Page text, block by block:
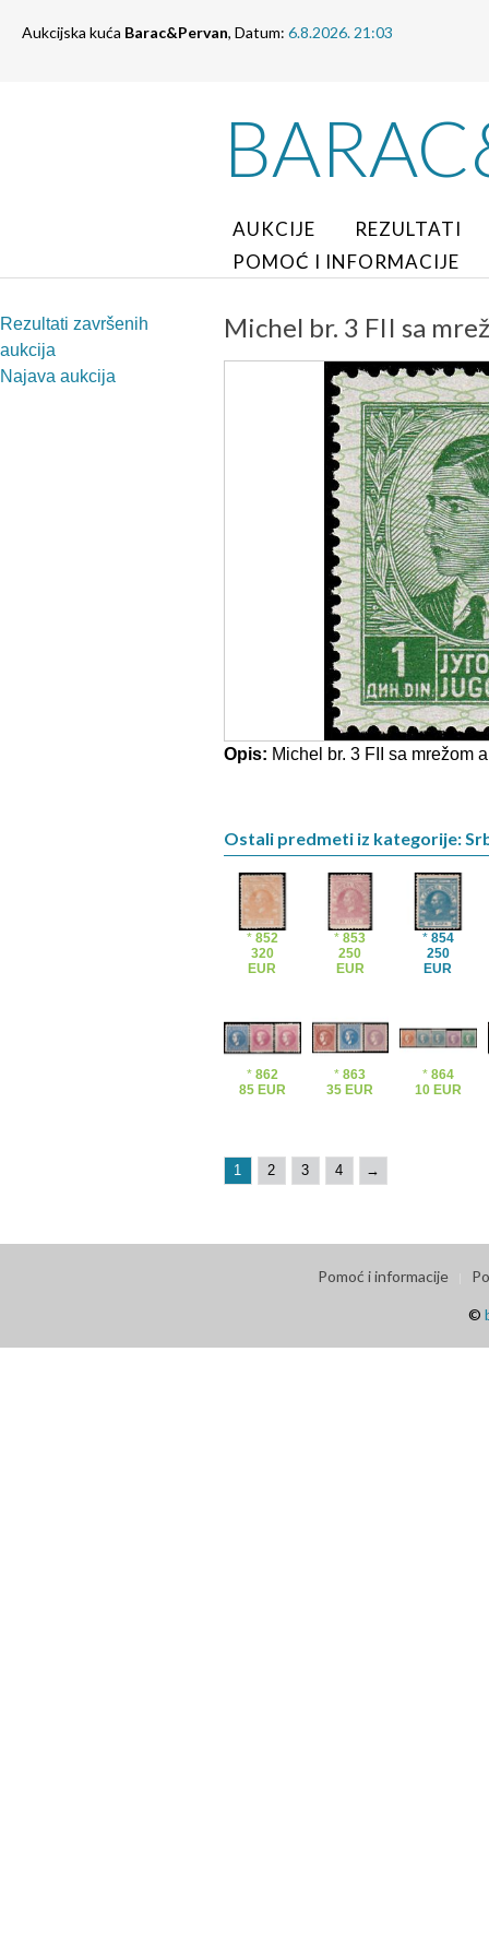
Aukcijska kuća Barac&Pervan, Datum: 6.8.2026. 21:03
AUKCIJE
REZULTATI
POMOĆ I INFORMACIJE
Rezultati završenih
aukcija
Najava aukcija
Michel br. 3 FII sa
Opis: Michel br. 3 FII sa mrežom
Ostali predmeti iz kategorije:
* 852
320
EUR
*853
250
EUR
* 854
250
EUR
* 862
85 EUR
*863
35 EUR
* 864
10 EUR
1 2 3 4 →
Pomoć i informacije
©